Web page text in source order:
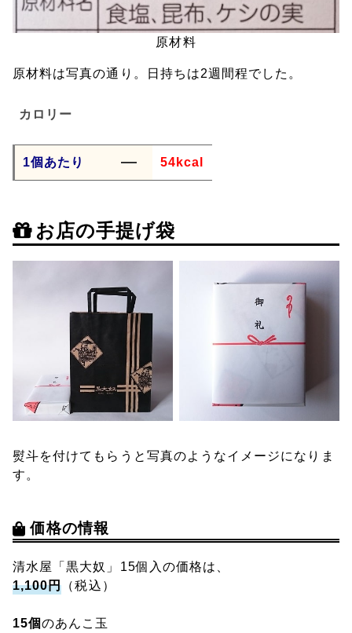
原材料
原材料は写真の通り。日持ちは2週間程でした。
カロリー
1個あたり 54kcal
お店の手提げ袋
熨斗を付けてもらうと写真のようなイメージになりま
す。
価格の情報
清水屋「黒大奴」15個入の価格は、
1,100円 （税込）
15個のあんこ玉